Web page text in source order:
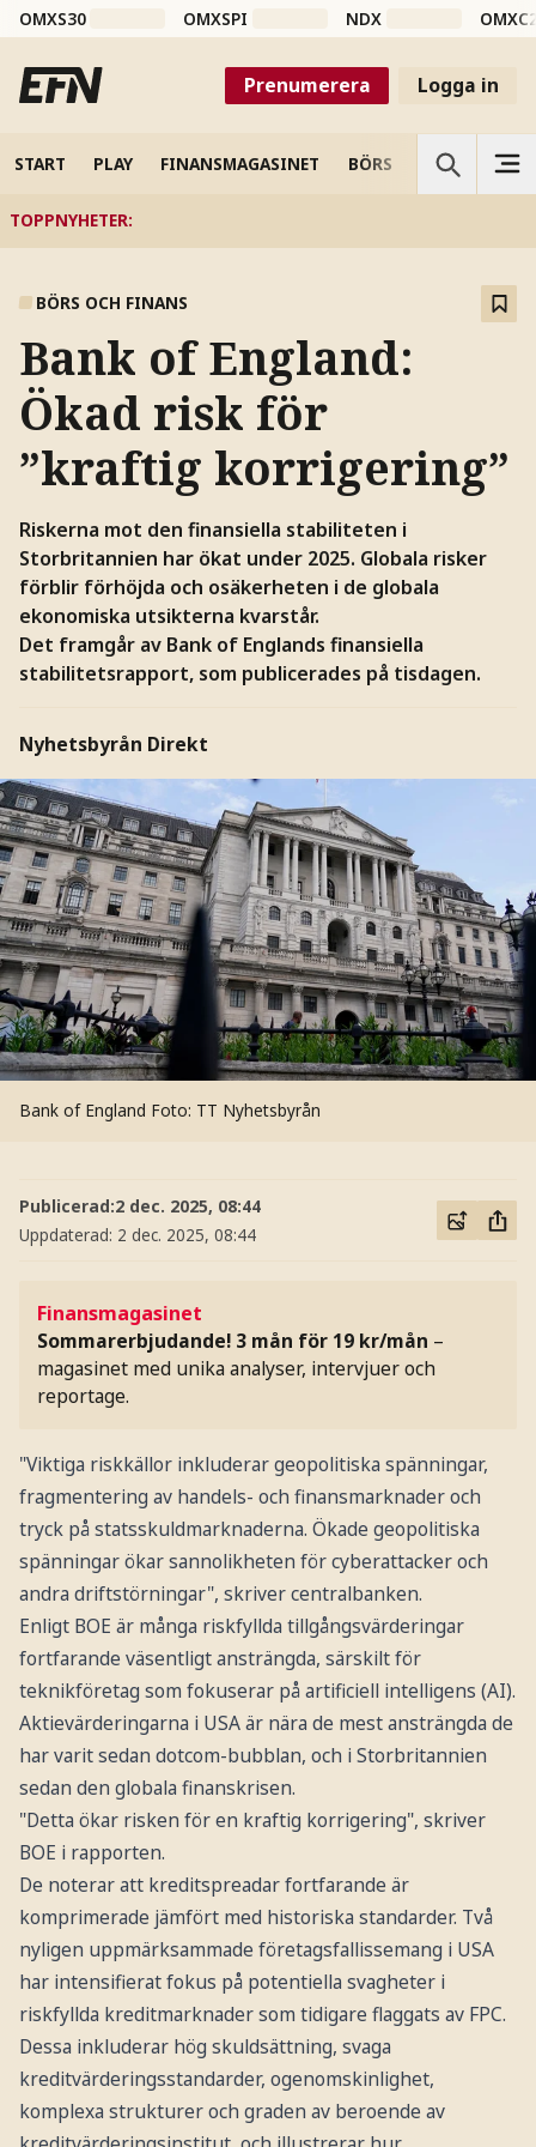
OMXS30 OMXSPI NDX
Prenumerera Logga in
START PLAY FINANSMAGASINET BÖRS VETENSKAP
TOPPNYHETER:
BÖRS OCH FINANS
Bank of England:
Ökad risk för
”kraftig korrigering”
Riskerna mot den finansiella stabiliteten i
Storbritannien har ökat under 2025. Globala risker
förblir förhöjda och osäkerheten i de globala
ekonomiska utsikterna kvarstår.
Det framgår av Bank of Englands finansiella
stabilitetsrapport, som publicerades på tisdagen.
Nyhetsbyrån Direkt
Bank of England Foto: TT Nyhetsbyrån
Publicerad:2 dec. 2025, 08:44
Uppdaterad: 2 dec. 2025, 08:44
Finansmagasinet
Sommarerbjudande! 3 mån för 19 kr/mån –
magasinet med unika analyser, intervjuer och
reportage.
"Viktiga riskkällor inkluderar geopolitiska spänningar,
fragmentering av handels- och finansmarknader och
tryck på statsskuldmarknaderna. Ökade geopolitiska
spänningar ökar sannolikheten för cyberattacker och
andra driftstörningar", skriver centralbanken.
Enligt BOE är många riskfyllda tillgångsvärderingar
fortfarande väsentligt ansträngda, särskilt för
teknikföretag som fokuserar på artificiell intelligens (AI).
Aktievärderingarna i USA är nära de mest ansträngda de
har varit sedan dotcom-bubblan, och i Storbritannien
sedan den globala finanskrisen.
"Detta ökar risken för en kraftig korrigering", skriver
BOE i rapporten.
De noterar att kreditspreadar fortfarande är
komprimerade jämfört med historiska standarder. Två
nyligen uppmärksammade företagsfallissemang i USA
har intensifierat fokus på potentiella svagheter i
riskfyllda kreditmarknader som tidigare flaggats av FPC.
Dessa inkluderar hög skuldsättning, svaga
kreditvärderingsstandarder, ogenomskinlighet,
komplexa strukturer och graden av beroende av